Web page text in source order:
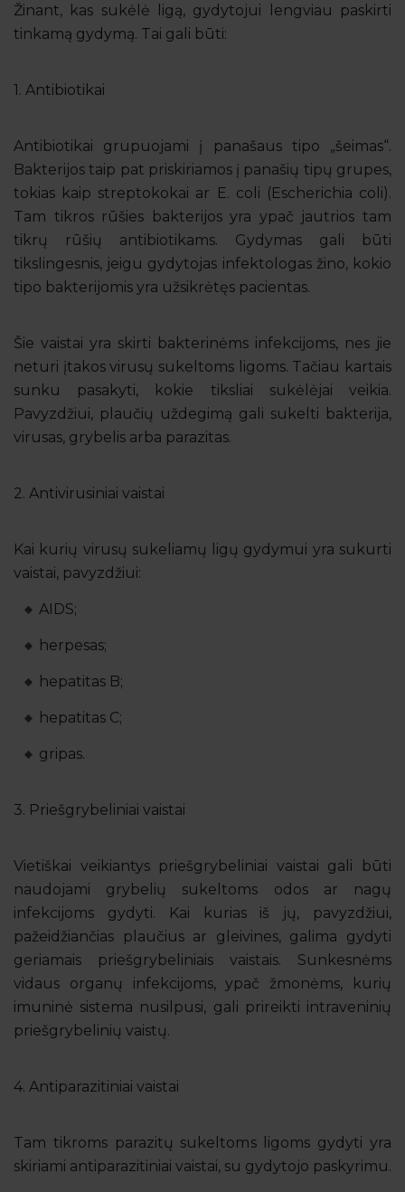
Žinant, kas sukėlė ligą, gydytojui lengviau paskirti
tinkamą gydymą. Tai gali būti:
1. Antibiotikai
Antibiotikai grupuojami į panašaus tipo „šeimas“.
Bakterijos taip pat priskiriamos į panašių tipų grupes,
tokias kaip streptokokai ar E. coli (Escherichia coli).
Tam tikros rūšies bakterijos yra ypač jautrios tam
tikrų rūšių antibiotikams. Gydymas gali būti
tikslingesnis, jeigu gydytojas infektologas žino, kokio
tipo bakterijomis yra užsikrėtęs pacientas.
Šie vaistai yra skirti bakterinėms infekcijoms, nes jie
neturi įtakos virusų sukeltoms ligoms. Tačiau kartais
sunku pasakyti, kokie tiksliai sukėlėjai veikia.
Pavyzdžiui, plaučių uždegimą gali sukelti bakterija,
virusas, grybelis arba parazitas.
2. Antivirusiniai vaistai
Kai kurių virusų sukeliamų ligų gydymui yra sukurti
vaistai, pavyzdžiui:
AIDS;
herpesas;
hepatitas B;
hepatitas C;
gripas.
3. Priešgrybeliniai vaistai
Vietiškai veikiantys priešgrybeliniai vaistai gali būti
naudojami grybelių sukeltoms odos ar nagų
infekcijoms gydyti. Kai kurias iš jų, pavyzdžiui,
pažeidžiančias plaučius ar gleivines, galima gydyti
geriamais priešgrybeliniais vaistais. Sunkesnėms
vidaus organų infekcijoms, ypač žmonėms, kurių
imuninė sistema nusilpusi, gali prireikti intraveninių
priešgrybelinių vaistų.
4. Antiparazitiniai vaistai
Tam tikroms parazitų sukeltoms ligoms gydyti yra
skiriami antiparazitiniai vaistai, su gydytojo paskyrimu.